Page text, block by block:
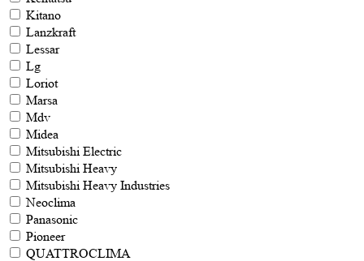
Kitano
Lanzkraft
Lessar
Lg
Loriot
Marsa
Mdv
Midea
Mitsubishi Electric
Mitsubishi Heavy
Mitsubishi Heavy Industries
Neoclima
Panasonic
Pioneer
QUATTROCLIMA